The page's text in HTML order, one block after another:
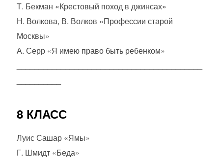
Т. Бекман «Крестовый поход в джинсах»
Н. Волкова, В. Волков «Профессии старой
Москвы»
А. Серр «Я имею право быть ребенком»
8 КЛАСС
Луис Сашар «Ямы»
Г. Шмидт «Беда»